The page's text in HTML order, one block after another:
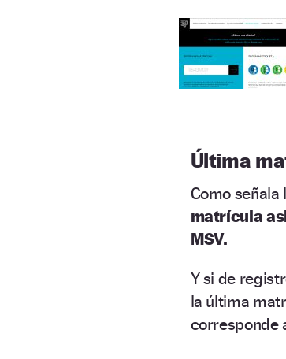
Última
Como
matrícula
MSV.
Y si de
la última
corresponde